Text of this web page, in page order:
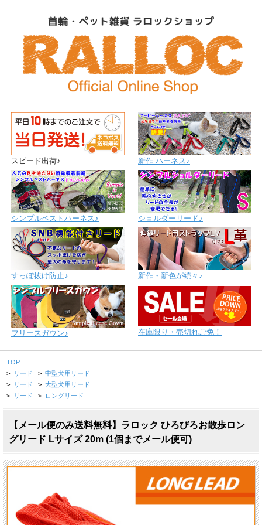
スピード出荷♪ 新作 ハーネス♪
シンプルベストハーネス♪ ショルダーリード♪
すっぽ抜け防止♪ 新作・新色が続々♪
フリースガウン♪ 在庫限り・売切れご免！
TOP
> リード > 中型犬用リード
> リード > 大型犬用リード
> リード > ロングリード
【メール便のみ送料無料】ラロック ひろびろお散歩ロン
グリード Lサイズ 20m (1個までメール便可)